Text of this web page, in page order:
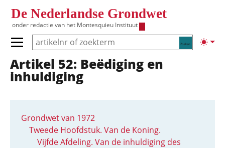
De Nederlandse Grondwet
onder redactie van het Montesquieu Instituut
Zoeken
Primair menu tonen/verbergen
Hoofdnavigatie
Artikel 52: Beëdiging en
inhuldiging
Grondwet van 1972
Tweede Hoofdstuk. Van de Koning.
Vijfde Afdeling. Van de inhuldiging des